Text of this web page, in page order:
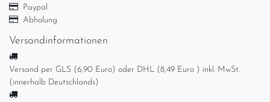
Paypal
Abholung
Versandinformationen
Versand per GLS (6,90 Euro) oder DHL (8,49 Euro ) inkl. MwSt.
(innerhalb Deutschlands)